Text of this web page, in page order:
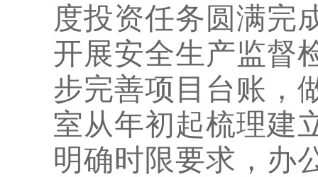
度投资任务圆满完
开展安全生产监督
步完善项目台账，
室从年初起梳理建
明确时限要求，办